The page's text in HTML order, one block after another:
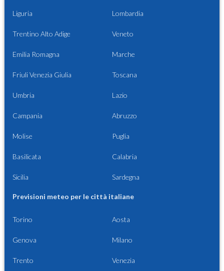
Liguria Lombardia
Trentino Alto Adige Veneto
Emilia Romagna Marche
Friuli Venezia Giulia Toscana
Umbria Lazio
Campania Abruzzo
Molise Puglia
Basilicata Calabria
Sicilia Sardegna
Previsioni meteo per le città italiane
Torino Aosta
Genova Milano
Trento Venezia